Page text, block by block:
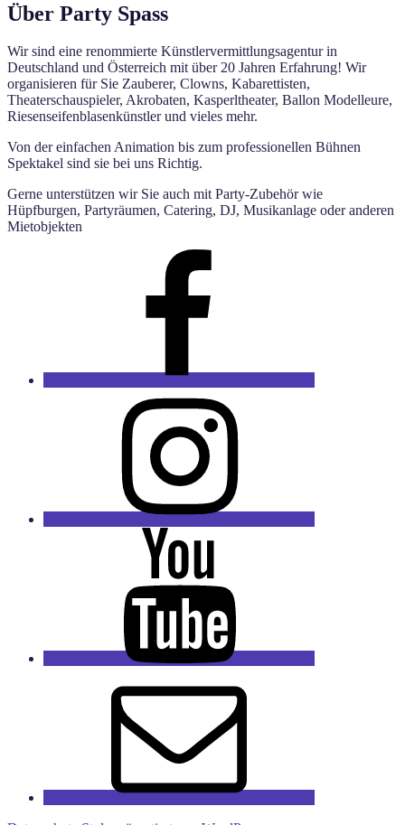
Über Party Spass
Wir sind eine renommierte Künstlervermittlungsagentur in
Deutschland und Österreich mit über 20 Jahren Erfahrung! Wir
organisieren für Sie Zauberer, Clowns, Kabarettisten,
Theaterschauspieler, Akrobaten, Kasperltheater, Ballon Modelleure,
Riesenseifenblasenkünstler und vieles mehr.
Von der einfachen Animation bis zum professionellen Bühnen
Spektakel sind sie bei uns Richtig.
Gerne unterstützen wir Sie auch mit Party-Zubehör wie
Hüpfburgen, Partyräumen, Catering, DJ, Musikanlage oder anderen
Mietobjekten